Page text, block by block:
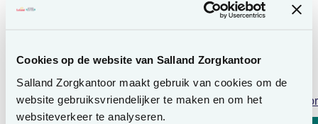
Cookies op de website van Salland Zorgkantoor
Salland Zorgkantoor maakt gebruik van cookies om de
website gebruiksvriendelijker te maken en om het
websiteverkeer te analyseren.
Lees voor
Ook kan uw (meerderjarig) kind iemand anders aanwijzen
die voor hem of haar het pgb gaat beheren. Uw kind
gemachtigd is, voldoet aan de voorwaardenén of deze
persoon pgb-vaardig is.
Let erop dat u tijdig de vertegenwoordiging regelt én geef
wijzigingen rondom het pgb-beheer en de